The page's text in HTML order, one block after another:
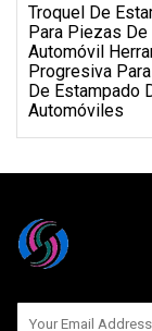
Troquel De
Para Piezas De
Automóvil
Progresiva
De Estampado
Automóviles